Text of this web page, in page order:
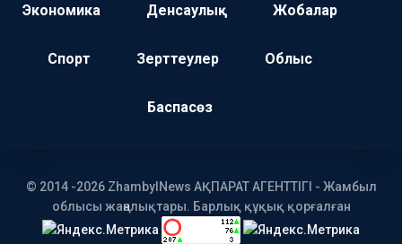
Экономика Денсаулық Жобалар
Спорт Зерттеулер Облыс
Баспасөз
© 2014 -2026 ZhambylNews АҚПАРАТ АГЕНТТІГІ - Жамбыл
облысы жаңалықтары. Барлық құқық қорғалған